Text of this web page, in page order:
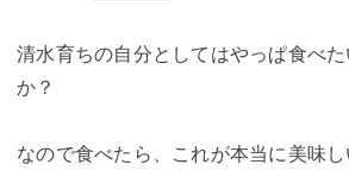
清水育ちの自分としてはやっぱ食べ
か？
なので食べたら、これが本当に美味し